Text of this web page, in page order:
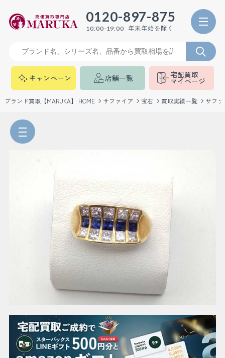
0120-897-875
10:00-19:00 年末年始を除く
キャンペーン 店舗一覧 宅配買取
マイページ
ブランド買取【MARUKA】 HOME サファイア 宝石 買取実績一覧 サフ